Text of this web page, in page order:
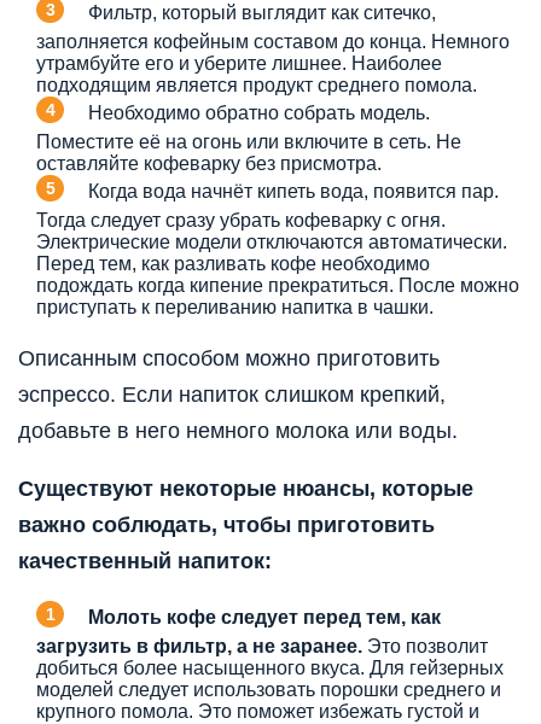
Фильтр, который выглядит как ситечко,
заполняется кофейным составом до конца. Немного
утрамбуйте его и уберите лишнее. Наиболее
подходящим является продукт среднего помола.
Необходимо обратно собрать модель.
Поместите её на огонь или включите в сеть. Не
оставляйте кофеварку без присмотра.
Когда вода начнёт кипеть вода, появится пар.
Тогда следует сразу убрать кофеварку с огня.
Электрические модели отключаются автоматически.
Перед тем, как разливать кофе необходимо
подождать когда кипение прекратиться. После можно
приступать к переливанию напитка в чашки.
Описанным способом можно приготовить
эспрессо. Если напиток слишком крепкий,
добавьте в него немного молока или воды.
Существуют некоторые нюансы, которые
важно соблюдать, чтобы приготовить
качественный напиток:
Молоть кофе следует перед тем, как
загрузить в фильтр, а не заранее. Это позволит
добиться более насыщенного вкуса. Для гейзерных
моделей следует использовать порошки среднего и
крупного помола. Это поможет избежать густой и